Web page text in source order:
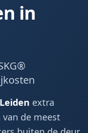
in
Leiden extra
van de meest